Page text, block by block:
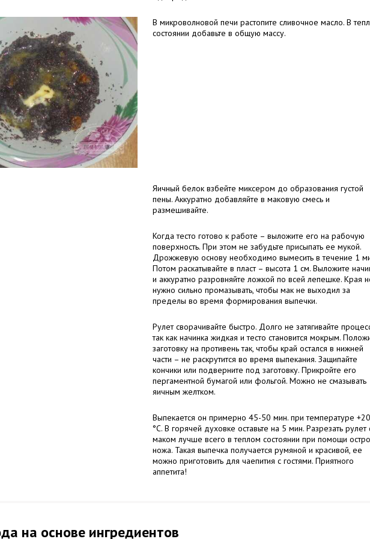
В микроволновой печи растопите сливочное масло. В
состоянии добавьте в общую массу.
Яичный белок взбейте миксером до образования густой
пены. Аккуратно добавляйте в маковую смесь и
размешивайте.
Когда тесто готово к работе – выложите его на рабочую
поверхность. При этом не забудьте присыпать ее мукой.
Дрожжевую основу необходимо вымесить в течение 1
Потом раскатывайте в пласт – высота 1 см. Выложите
и аккуратно разровняйте ложкой по всей лепешке. Края
нужно сильно промазывать, чтобы мак не выходил за
пределы во время формирования выпечки.
Рулет сворачивайте быстро. Долго не затягивайте
так как начинка жидкая и тесто становится мокрым.
заготовку на противень так, чтобы край остался в нижней
части – не раскрутится во время выпекания. Защипайте
кончики или подверните под заготовку. Прикройте его
пергаментной бумагой или фольгой. Можно не смазывать
яичным желтком.
Выпекается он примерно 45-50 мин. при температуре
°С. В горячей духовке оставьте на 5 мин. Разрезать рулет
маком лучше всего в теплом состоянии при помощи
ножа. Такая выпечка получается румяной и красивой, ее
можно приготовить для чаепития с гостями. Приятного
аппетита!
на основе ингредиентов